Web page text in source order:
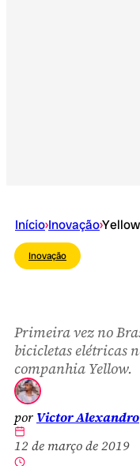
Início›Inovação›
Inovação
Primeira vez no
bicicletas elétricas
companhia Yellow.
por Victor Alexandro
12 de março de 2019